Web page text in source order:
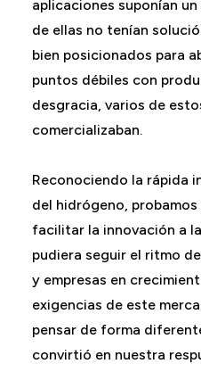
aplicaciones suponían
de ellas no tenían
bien posicionados para
puntos débiles con
desgracia, varios de
comercializaban.
Reconociendo la rápida
del hidrógeno,
facilitar la innovación a
pudiera seguir el ritmo
y empresas en
exigencias de este
pensar de forma
convirtió en nuestra